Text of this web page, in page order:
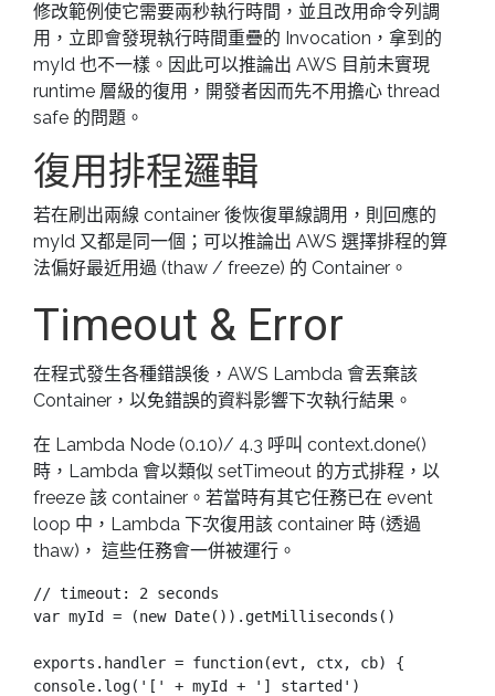
修改範例使它需要兩秒執行時間，並且改用命令列調
用，立即會發現執行時間重疊的 Invocation，拿到的
myId 也不一樣。因此可以推論出 AWS 目前未實現
runtime 層級的復用，開發者因而先不用擔心 thread
safe 的問題。
復用排程邏輯
若在刷出兩線 container 後恢復單線調用，則回應的
myId 又都是同一個；可以推論出 AWS 選擇排程的算
法偏好最近用過 (thaw / freeze) 的 Container。
Timeout & Error
在程式發生各種錯誤後，AWS Lambda 會丟棄該
Container，以免錯誤的資料影響下次執行結果。
在 Lambda Node (0.10)/ 4.3 呼叫 context.done()
時，Lambda 會以類似 setTimeout 的方式排程，以
freeze 該 container。若當時有其它任務已在 event
loop 中，Lambda 下次復用該 container 時 (透過
thaw)， 這些任務會一併被運行。
// timeout: 2 seconds
var myId = (new Date()).getMilliseconds()
exports.handler = function(evt, ctx, cb) {
console.log('[' + myId + '] started')